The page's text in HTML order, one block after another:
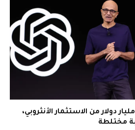
سجلت Microsoft 3.2 مليار دولار من الاستثمار الأنثروبي،